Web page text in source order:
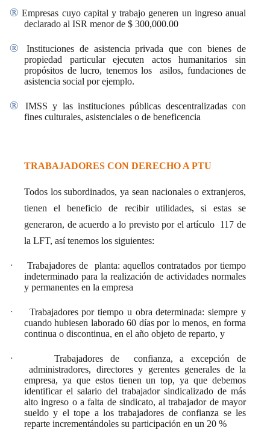
® Empresas cuyo capital y trabajo generen un ingreso anual
declarado al ISR menor de $ 300,000.00
®
Instituciones de asistencia privada que con bienes de
propiedad particular ejecuten actos humanitarios sin
propósitos de lucro, tenemos los
asilos, fundaciones de
asistencia social por ejemplo.
®
IMSS y las instituciones públicas descentralizadas con
fines culturales, asistenciales o de beneficencia
TRABAJADORES CON DERECHO A PTU
Todos los subordinados, ya sean nacionales o extranjeros,
tienen el beneficio de recibir utilidades, si estas se
generaron, de acuerdo a lo previsto por el artículo 117 de
la LFT, así tenemos los siguientes:
· Trabajadores de planta: aquellos contratados por tiempo
indeterminado para la realización de actividades normales
y permanentes en la empresa
· Trabajadores por tiempo u obra determinada: siempre y
cuando hubiesen laborado 60 días por lo menos, en forma
continua o discontinua, en el año objeto de reparto, y
· Trabajadores de
confianza, a excepción de
administradores, directores y gerentes generales de la
empresa, ya que estos tienen un top, ya que debemos
identificar el salario del trabajador sindicalizado de más
alto ingreso o a falta de sindicato, al trabajador de mayor
sueldo y el tope a los trabajadores de confianza se les
reparte incrementándoles su participación en un 20 %